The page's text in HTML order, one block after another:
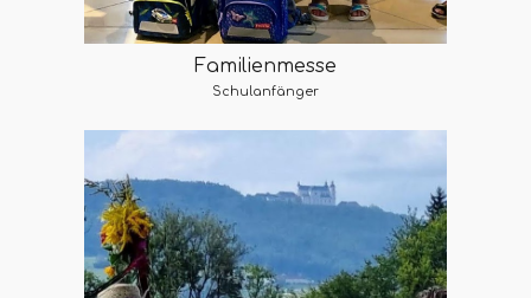
Familienmesse
Schulanfänger